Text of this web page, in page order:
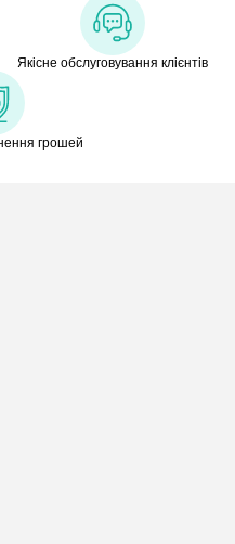
Якісне обслуговування клієнтів
грошей